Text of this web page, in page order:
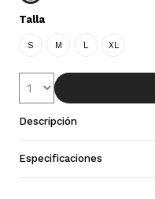
Talla
S M L XL
Descripción
Especificaciones